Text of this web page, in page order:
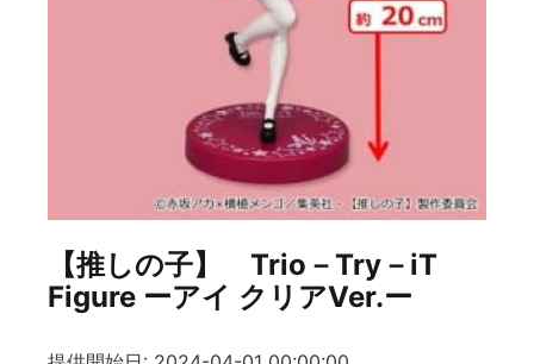
【推しの子】 Trio－Try－iT
Figure ーアイ クリアVer.ー